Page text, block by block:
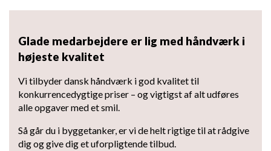
Glade medarbejdere er lig med håndværk i
højeste kvalitet
Vi tilbyder dansk håndværk i god kvalitet til
konkurrencedygtige priser – og vigtigst af alt udføres
alle opgaver med et smil.
Så går du i byggetanker, er vi de helt rigtige til at rådgive
dig og give dig et uforpligtende tilbud.